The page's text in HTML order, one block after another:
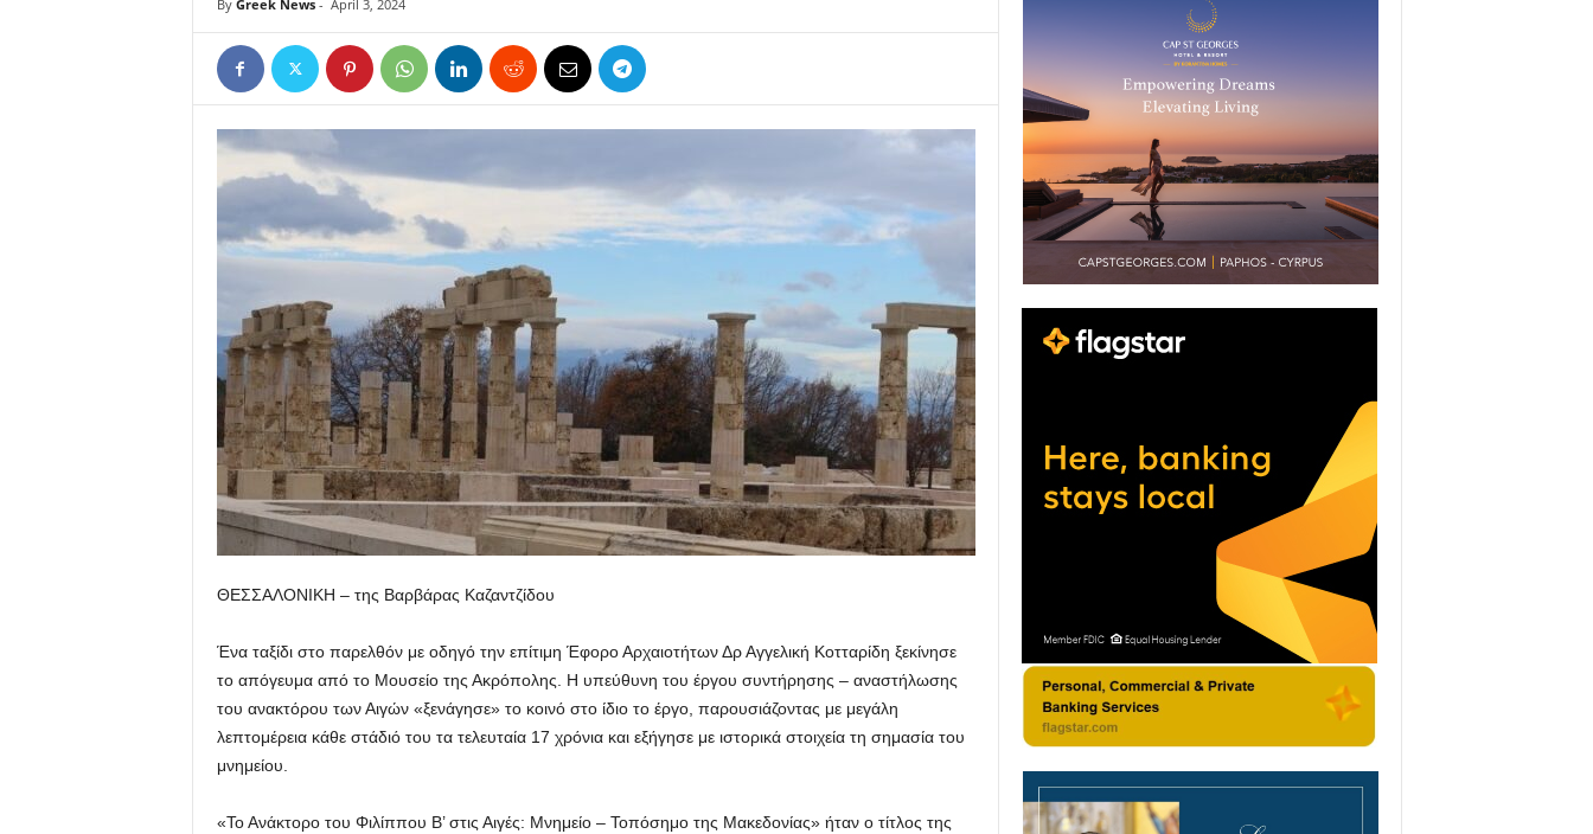
By Greek News- April 3, 2024
ΘΕΣΣΑΛΟΝΙΚΗ – της Βαρβάρας Καζαντζίδου
Ένα ταξίδι στο παρελθόν με οδηγό την επίτιμη Έφορο Αρχαιοτήτων Δρ Αγγελική Κοτταρίδη ξεκίνησε
το απόγευμα από το Μουσείο της Ακρόπολης. Η υπεύθυνη του έργου συντήρησης – αναστήλωσης
του ανακτόρου των Αιγών «ξενάγησε» το κοινό στο ίδιο το έργο, παρουσιάζοντας με μεγάλη
λεπτομέρεια κάθε στάδιό του τα τελευταία 17 χρόνια και εξήγησε με ιστορικά στοιχεία τη σημασία του
μνημείου.
«Το Ανάκτορο του Φιλίππου Β’ στις Αιγές: Μνημείο – Τοπόσημο της Μακεδονίας» ήταν ο τίτλος της